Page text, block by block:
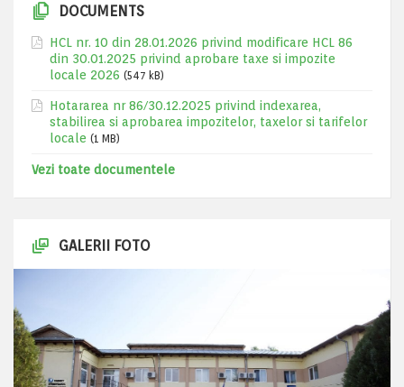
DOCUMENTS
HCL nr. 10 din 28.01.2026 privind modificare HCL 86
din 30.01.2025 privind aprobare taxe si impozite
locale 2026 (547 kB)
Hotararea nr 86/30.12.2025 privind indexarea,
stabilirea si aprobarea impozitelor, taxelor si tarifelor
locale (1 MB)
Vezi toate documentele
GALERII FOTO